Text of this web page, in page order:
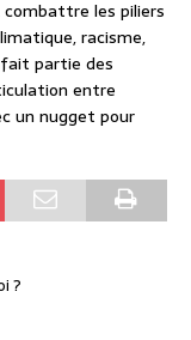
les piliers
racisme,
partie des
entre
un nugget pour
?